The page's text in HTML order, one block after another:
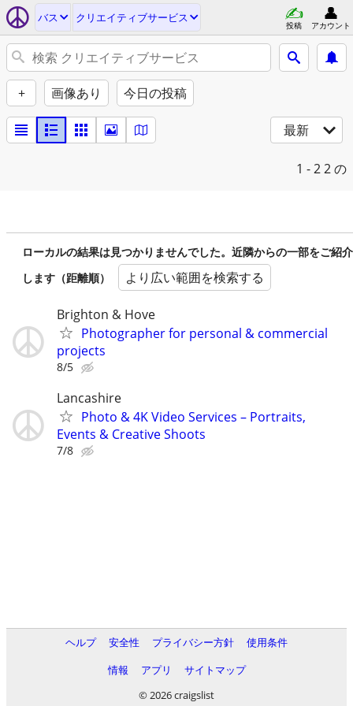
バス クリエイティブサービス
投稿 アカウント
+ 画像あり 今日の投稿
最新
1 - 22 の
ローカルの結果は見つかりませんでした。近隣からの一部をご紹介
します（距離順）
より広い範囲を検索する
Brighton & Hove
Photographer for personal & commercial
projects
8/5
Lancashire
Photo & 4K Video Services – Portraits,
Events & Creative Shoots
7/8
ヘルプ 安全性 プライバシー方針
使用条件
情報
アプリ
サイトマップ
© 2026 craigslist